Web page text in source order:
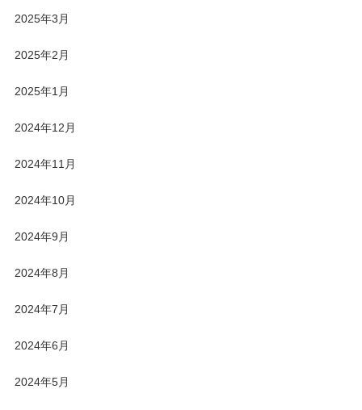
2025年3月
2025年2月
2025年1月
2024年12月
2024年11月
2024年10月
2024年9月
2024年8月
2024年7月
2024年6月
2024年5月